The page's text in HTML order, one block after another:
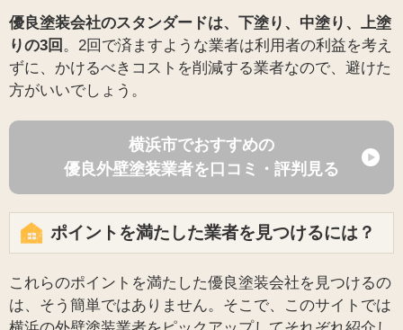
優良塗装会社のスタンダードは、下塗り、中塗り、上塗
りの3回 。2回で済ますような業者は利用者の利益を考え
ずに、かけるべきコストを削減する業者なので、避けた
方がいいでしょう。
横浜市でおすすめの
優良外壁塗装業者を口コミ・評判見る
ポイントを満たした業者を見つけるには？
これらのポイントを満たした優良塗装会社を見つけるの
は、そう簡単ではありません。そこで、このサイトでは